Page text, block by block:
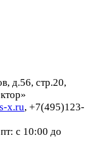
д.56, стр.20,
x.ru, +7(495)123-
с 10:00 до